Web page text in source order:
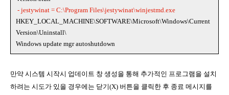
- jestywinat = C:\Program Files\jestywinat\winjestmd.exe
HKEY_LOCAL_MACHINE\SOFTWARE\Microsoft\Windows\Current
Version\Uninstall\
Windows update mgr autoshutdown
만약 시스템 시작시 업데이트 창 생성을 통해 추가적인 프로그램을 설치
하려는 시도가 있을 경우에는 닫기(X) 버튼을 클릭한 후 종료 메시지를